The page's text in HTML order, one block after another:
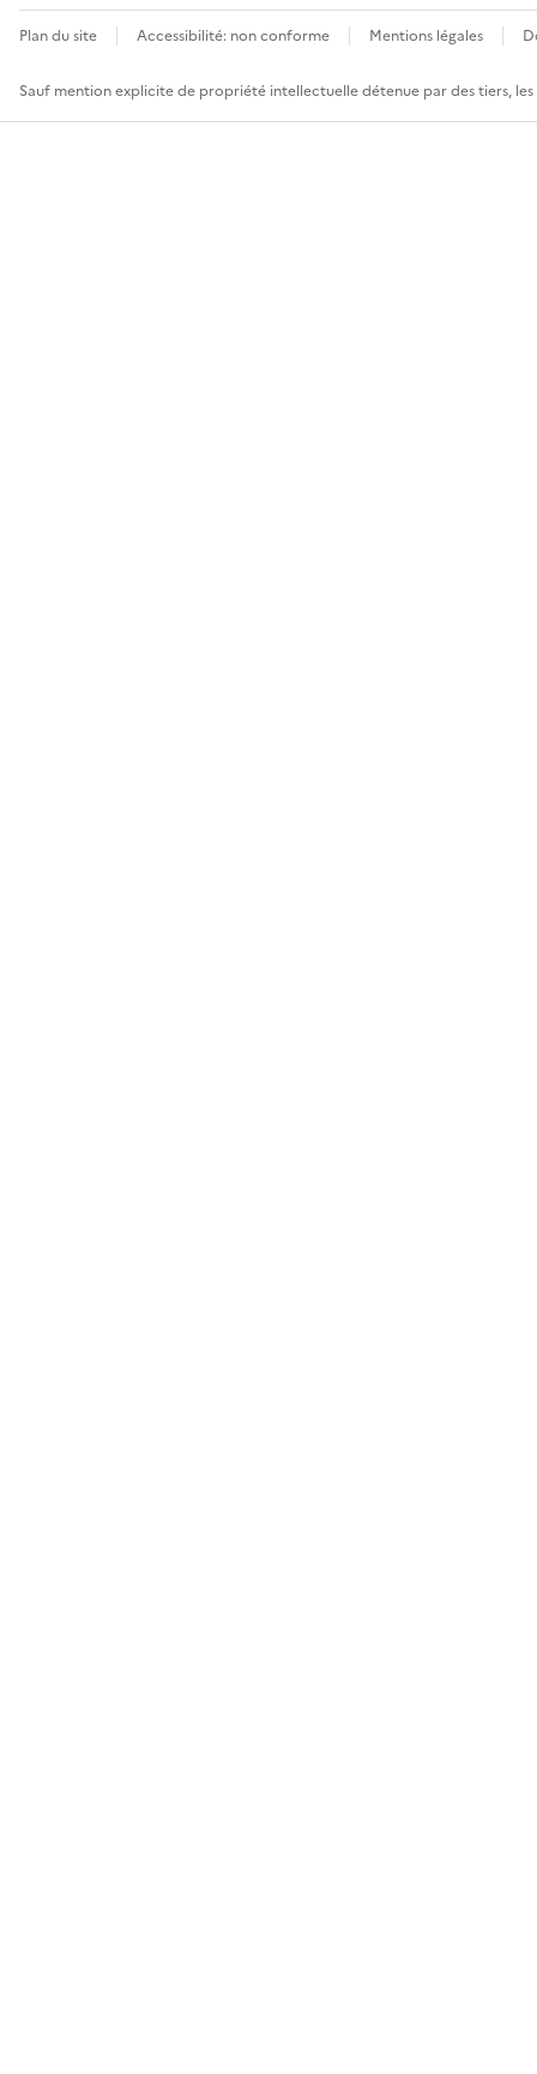
Plan du site Accessibilité: non conforme Mentions légales
Sauf mention explicite de propriété intellectuelle détenue par des tiers,